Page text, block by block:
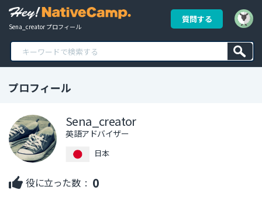
Sena_creator プロフィール
質問する
プロフィール
Sena_creator
英語アドバイザー
日本
役に立った数 : 0